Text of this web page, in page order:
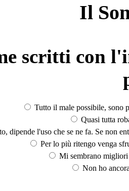
Il
scritti con
Tutto il male possibile, sono
Quasi tutta
dipende l'uso che se ne fa. Se non
Per lo più ritengo venga
Mi sembrano
Non ho